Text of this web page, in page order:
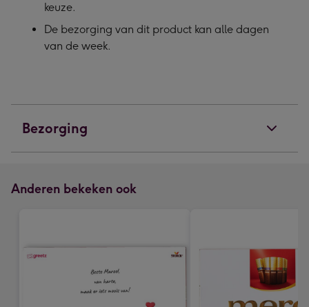
keuze.
De bezorging van dit product kan alle dagen
van de week.
Bezorging
Anderen bekeken ook